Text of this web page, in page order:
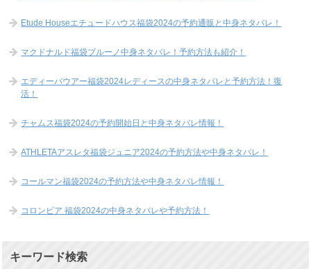
Etude Houseエチュードハウス福袋2024の予約通販と中身ネタバレ！
マクドナルド福袋ブルーノ中身ネタバレ！予約方法も紹介！
エディーバウアー福袋2024レディースの中身ネタバレと予約方法！復
活！
チャムス福袋2024の予約開始日と中身ネタバレ情報！
ATHLETAアスレタ福袋ジュニア2024の予約方法や中身ネタバレ！
コールマン福袋2024の予約方法や中身ネタバレ情報！
コロンビア 福袋2024の中身ネタバレや予約方法！
キーワード検索